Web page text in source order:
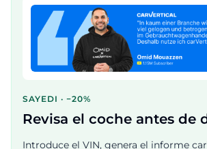
SAYEDI · −20%
Revisa el coche antes de
Introduce el VIN, genera el informe